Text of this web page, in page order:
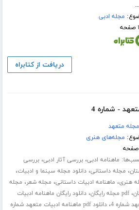
مجله ادبی
دریافت از کتابراه
- شماره 4
مجله متعهد
مجله‌های هنری
ماهنامه ادبی،بررسی آثار ادبی،بررسی
، مجله داستانی،دانلود مجله سینما و ادبیات،
هنری، ماهنامه ادبیات داستانی، مجله شعر، مجله
،pdf مجله رایگان ،دانلود رایگان ماهنامه ادبیات
شماره 4 ،
دانلود pdf ماهنامه ادبیات متعهد شماره